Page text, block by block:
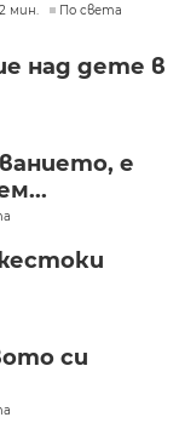
мин. По света
над дете в
е
си